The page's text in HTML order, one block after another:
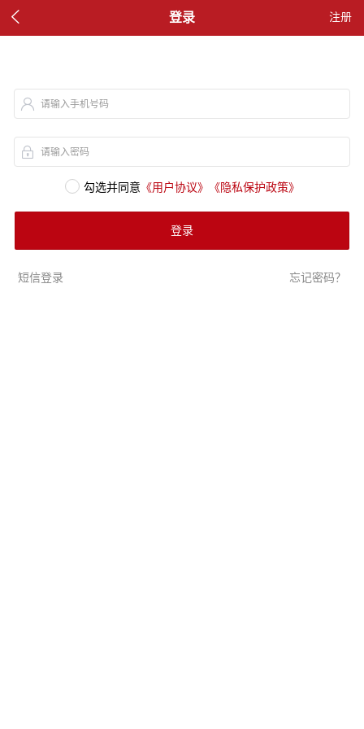
 登录 注册
请输入手机号码
请输入密码
勾选并同意 《用户协议》 《隐私保护政策》
登录
短信登录 忘记密码？